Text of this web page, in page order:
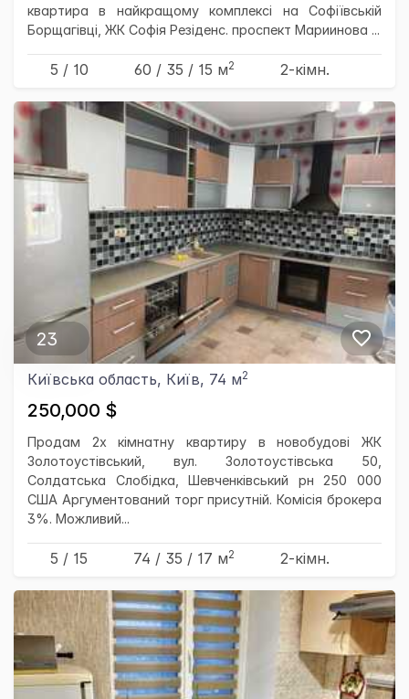
квартира в найкращому комплексі на Софіївській
Борщагівці, ЖК Софія Резіденс. проспект Мариинова ...
5 / 10 60 / 35 / 15 м2 2-кімн.
23
Київська область, Київ, 74 м2
250,000 $
Продам 2х кімнатну квартиру в новобудові ЖК
Золотоустівський, вул. Золотоустівська 50,
Солдатська Слобідка, Шевченківський рн 250 000
США Аргументований торг присутній. Комісія брокера
3%. Можливий...
5 / 15 74 / 35 / 17 м2 2-кімн.